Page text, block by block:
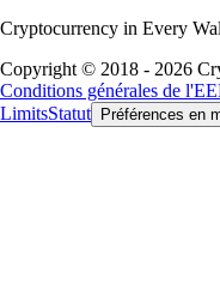
Cryptocurrency in Every
Copyright © 2018 - 2026
Conditions générales de
LimitsStatut Préférences en